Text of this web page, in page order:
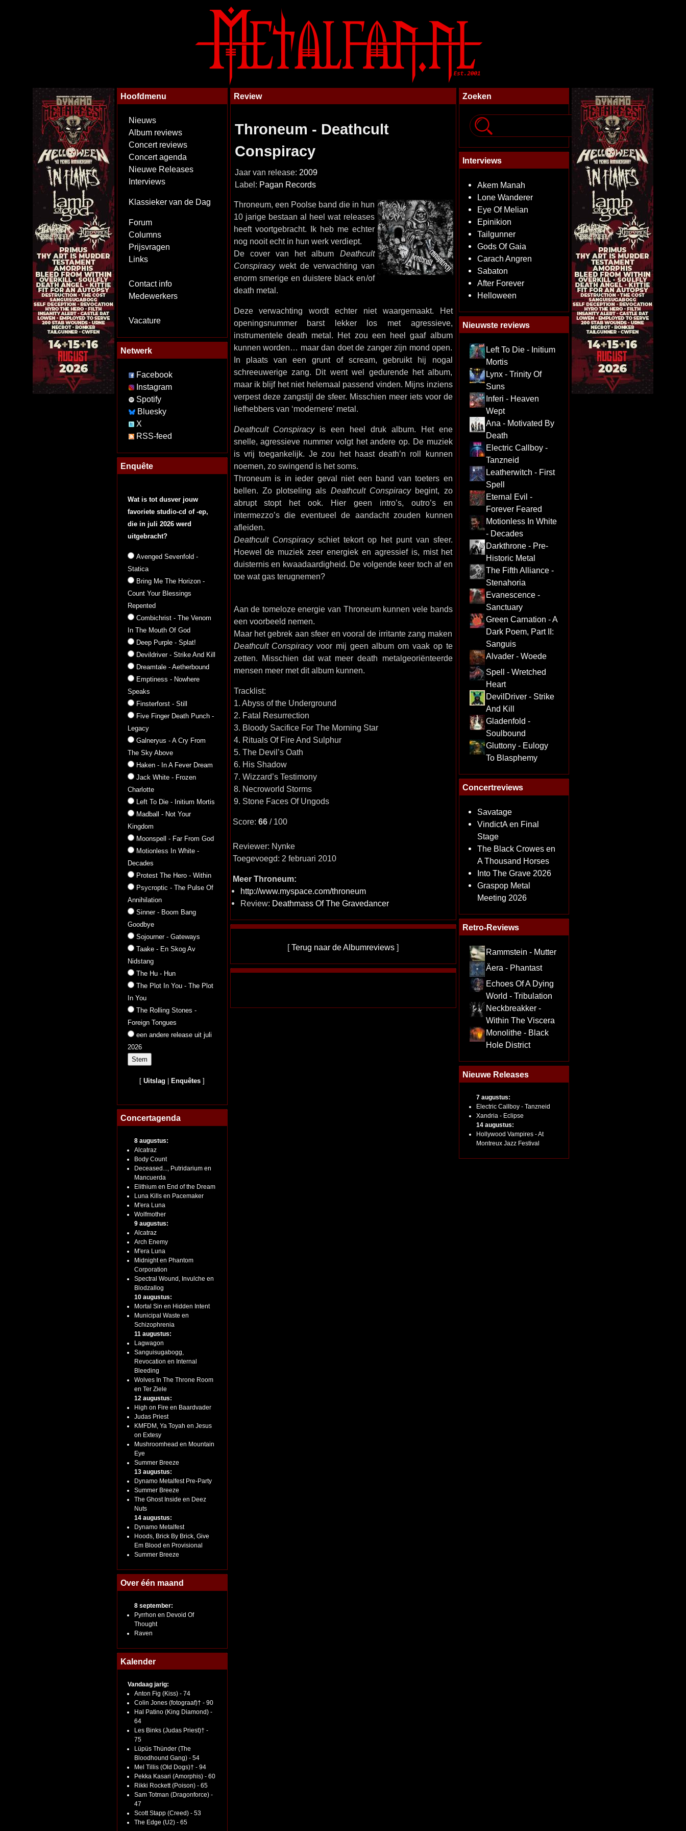
Hoofdmenu
Nieuws
Album reviews
Concert reviews
Concert agenda
Nieuwe Releases
Interviews
Klassieker van de Dag
Forum
Columns
Prijsvragen
Links
Contact info
Medewerkers
Vacature
Netwerk
Facebook
Instagram
Spotify
Bluesky
X
RSS-feed
Enquête
Wat is tot dusver jouw
favoriete studio-cd of -ep,
die in juli 2026 werd
uitgebracht?
Avenged Sevenfold -
Statica
Bring Me The Horizon -
Count Your Blessings
Repented
Combichrist - The Venom
In The Mouth Of God
Deep Purple - Splat!
Devildriver - Strike And Kill
Dreamtale - Aetherbound
Emptiness - Nowhere
Speaks
Finsterforst - Still
Five Finger Death Punch -
Legacy
Galneryus - A Cry From
The Sky Above
Haken - In A Fever Dream
Jack White - Frozen
Charlotte
Left To Die - Initium Mortis
Madball - Not Your
Kingdom
Moonspell - Far From God
Motionless In White -
Decades
Protest The Hero - Within
Psycroptic - The Pulse Of
Annihilation
Sinner - Boom Bang
Goodbye
Sojourner - Gateways
Taake - En Skog Av
Nidstang
The Hu - Hun
The Plot In You - The Plot
In You
The Rolling Stones -
Foreign Tongues
een andere release uit juli
2026
[Uitslag Enquêtes ]
Concertagenda
8 augustus:
Alcatraz
Body Count
Deceased..., Putridarium en
Mancuerda
Elithium en End of the Dream
Luna Kills en Pacemaker
M'era Luna
Wolfmother
9 augustus:
Alcatraz
Arch Enemy
M'era Luna
Midnight en Phantom
Corporation
Spectral Wound, Invulche en
Blodzallog
10 augustus:
Mortal Sin en Hidden Intent
Municipal Waste en
Schizophrenia
11 augustus:
Lagwagon
Sanguisugabogg,
Revocation en Internal
Bleeding
Wolves In The Throne Room
en Ter Ziele
12 augustus:
High on Fire en Baardvader
Judas Priest
KMFDM, Ya Toyah en Jesus
on Extesy
Mushroomhead en Mountain
Eye
Summer Breeze
13 augustus:
Dynamo Metalfest Pre-Party
Summer Breeze
The Ghost Inside en Deez
Nuts
14 augustus:
Dynamo Metalfest
Hoods, Brick By Brick, Give
Em Blood en Provisional
Summer Breeze
Over één maand
8 september:
Pyrrhon en Devoid Of
Thought
Raven
Kalender
Vandaag jarig:
Anton Fig (Kiss) - 74
Colin Jones (fotograaf)† - 90
Hal Patino (King Diamond) -
64
Les Binks (Judas Priest)† -
75
Lüpüs Thünder (The
Bloodhound Gang) - 54
Mel Tillis (Old Dogs)† - 94
Pekka Kasari (Amorphis) - 60
Rikki Rockett (Poison) - 65
Sam Totman (Dragonforce) -
47
Scott Stapp (Creed) - 53
The Edge (U2) - 65
Review
Throneum - Deathcult
Conspiracy
Jaar van release: 2009
Label: Pagan Records
Throneum, een Poolse band die in hun
10 jarige bestaan al heel wat releases
heeft voortgebracht. Ik heb me echter
nog nooit echt in hun werk verdiept.
De cover van het album Deathcult
Conspiracywekt de verwachting van
enorm smerige en duistere black en/of
death metal.
Deze verwachting wordt echter niet waargemaakt. Het
openingsnummer barst lekker los met agressieve,
instrumentele death metal. Het zou een heel gaaf album
kunnen worden… maar dan doet de zanger zijn mond open.
In plaats van een grunt of scream, gebruikt hij nogal
schreeuwerige zang. Dit went wel gedurende het album,
maar ik blijf het niet helemaal passend vinden. Mijns inziens
verpest deze zangstijl de sfeer. Misschien meer iets voor de
liefhebbers van ‘modernere’ metal.
Deathcult Conspiracyis een heel druk album. Het ene
snelle, agressieve nummer volgt het andere op. De muziek
is vrij toegankelijk. Je zou het haast death’n roll kunnen
noemen, zo swingend is het soms.
Throneum is in ieder geval niet een band van toeters en
bellen. Zo plotseling als Deathcult Conspiracybegint, zo
abrupt stopt het ook. Hier geen intro’s, outro’s en
intermezzo’s die eventueel de aandacht zouden kunnen
afleiden.
Deathcult Conspiracyschiet tekort op het punt van sfeer.
Hoewel de muziek zeer energiek en agressief is, mist het
duisternis en kwaadaardigheid. De volgende keer toch af en
toe wat gas terugnemen?
Aan de tomeloze energie van Throneum kunnen vele bands
een voorbeeld nemen.
Maar het gebrek aan sfeer en vooral de irritante zang maken
Deathcult Conspiracyvoor mij geen album om vaak op te
zetten. Misschien dat wat meer death metalgeoriënteerde
mensen meer met dit album kunnen.
Tracklist:
1. Abyss of the Underground
2. Fatal Resurrection
3. Bloody Sacifice For The Morning Star
4. Rituals Of Fire And Sulphur
5. The Devil’s Oath
6. His Shadow
7. Wizzard’s Testimony
8. Necroworld Storms
9. Stone Faces Of Ungods
Score: 66/ 100
Reviewer: Nynke
Toegevoegd: 2 februari 2010
Meer Throneum:
http://www.myspace.com/throneum
Review: Deathmass Of The Gravedancer
[Terug naar de Albumreviews ]
Zoeken
Interviews
Akem Manah
Lone Wanderer
Eye Of Melian
Epinikion
Tailgunner
Gods Of Gaia
Carach Angren
Sabaton
After Forever
Helloween
Nieuwste reviews
Left To Die - Initium
Mortis
Lynx - Trinity Of
Suns
Inferi - Heaven
Wept
Ana - Motivated By
Death
Electric Callboy -
Tanzneid
Leatherwitch - First
Spell
Eternal Evil -
Forever Feared
Motionless In White
- Decades
Darkthrone - Pre-
Historic Metal
The Fifth Alliance -
Stenahoria
Evanescence -
Sanctuary
Green Carnation - A
Dark Poem, Part II:
Sanguis
Alvader - Woede
Spell - Wretched
Heart
DevilDriver - Strike
And Kill
Gladenfold -
Soulbound
Gluttony - Eulogy
To Blasphemy
Concertreviews
Savatage
VindictA en Final
Stage
The Black Crowes en
A Thousand Horses
Into The Grave 2026
Graspop Metal
Meeting 2026
Retro-Reviews
Rammstein - Mutter
Äera - Phantast
Echoes Of A Dying
World - Tribulation
Neckbreakker -
Within The Viscera
Monolithe - Black
Hole District
Nieuwe Releases
7 augustus:
Electric Callboy - Tanzneid
Xandria - Eclipse
14 augustus:
Hollywood Vampires - At
Montreux Jazz Festival